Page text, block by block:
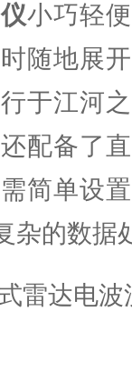
小巧轻
随地展
于江河
配备了
简单设
杂的数据